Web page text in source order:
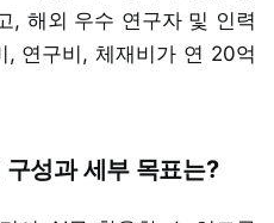
, 해외 우수 연구자 및 인력
, 연구비, 체재비가 연 20억
성과 세부 목표는?